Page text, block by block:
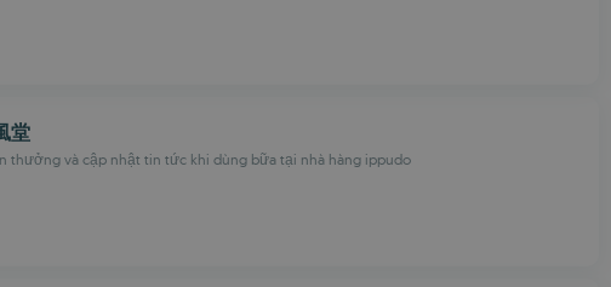
堂
thưởng và cập nhật tin tức khi dùng bữa tại nhà hàng ippudo